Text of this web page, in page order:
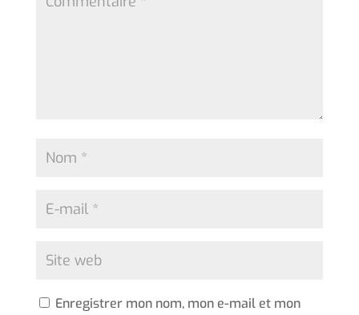
Enregistrer mon nom, mon e-mail et mon